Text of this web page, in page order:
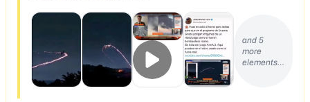
and 5
more
elements…